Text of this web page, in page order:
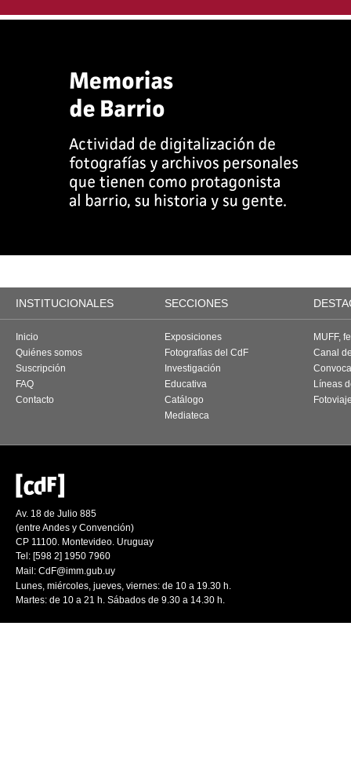
INSTITUCIONALES SECCIONES
Inicio
Quiénes somos
Suscripción
FAQ
Contacto
Exposiciones
Fotografías del CdF
Investigación
Educativa
Catálogo
Mediateca
MUFF,
Canal
Líneas
Av. 18 de Julio 885
(entre Andes y Convención)
CP 11100. Montevideo. Uruguay
Tel: [598 2] 1950 7960
Mail: CdF@imm.gub.uy
Lunes, miércoles, jueves, viernes: de 10 a 19.30 h.
Martes: de 10 a 21 h. Sábados de 9.30 a 14.30 h.